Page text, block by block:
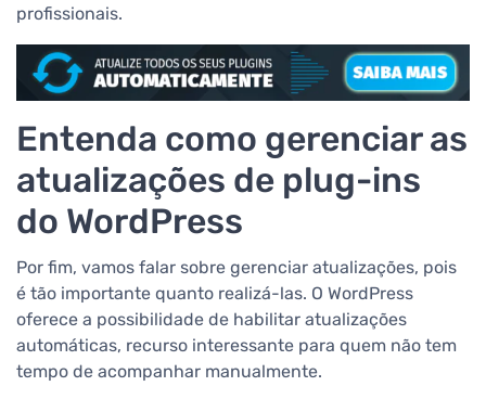
profissionais.
Entenda como gerenciar as
atualizações de plug-ins
do WordPress
Por fim, vamos falar sobre gerenciar atualizações, pois
é tão importante quanto realizá-las. O WordPress
oferece a possibilidade de habilitar atualizações
automáticas, recurso interessante para quem não tem
tempo de acompanhar manualmente.